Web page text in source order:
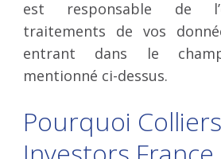
est responsable de
traitements de vos
entrant dans le champ
mentionné ci-dessus.
Pourquoi